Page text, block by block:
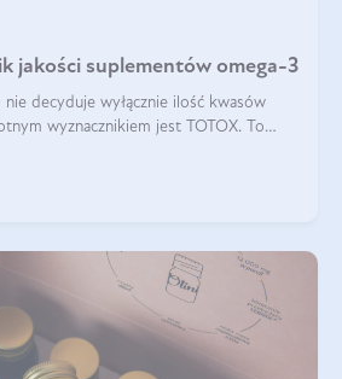
jakości suplementów omega-3
decyduje wyłącznie ilość kwasów
wyznacznikiem jest TOTOX. To